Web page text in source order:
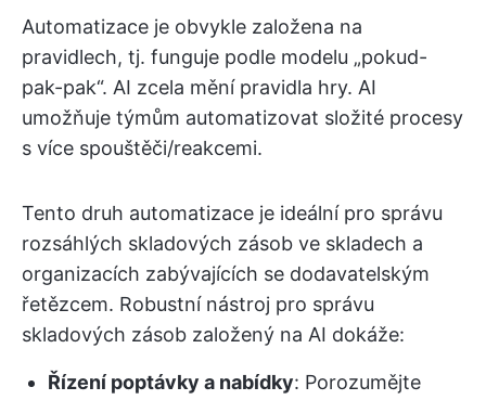
Automatizace je obvykle založena na
pravidlech, tj. funguje podle modelu „pokud-
pak-pak“. AI zcela mění pravidla hry. AI
umožňuje týmům automatizovat složité procesy
s více spouštěči/reakcemi.
Tento druh automatizace je ideální pro správu
rozsáhlých skladových zásob ve skladech a
organizacích zabývajících se dodavatelským
řetězcem. Robustní nástroj pro správu
skladových zásob založený na AI dokáže:
Řízení poptávky a nabídky: Porozumějte